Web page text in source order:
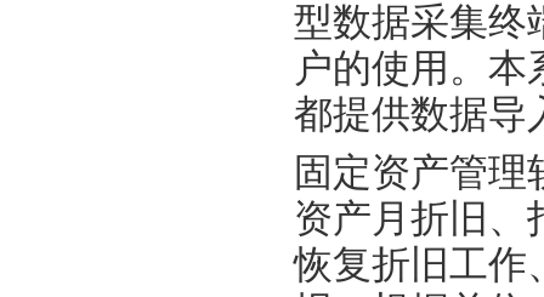
型数据采集终
户的使用。
都提供数据导
固定资产管
资产月折旧、
恢复折旧工作